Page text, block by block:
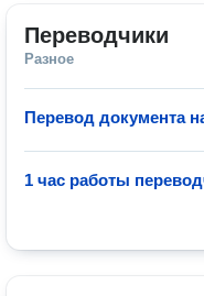
Переводчики
Разное
Перевод документа
1 час работы